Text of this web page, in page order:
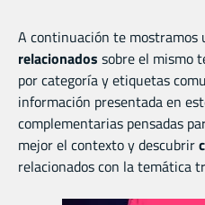
A continuación te mostramos
relacionados sobre el mismo
por categoría y etiquetas
información presentada en
complementarias pensadas
mejor el contexto y descubrir
relacionados con la temática